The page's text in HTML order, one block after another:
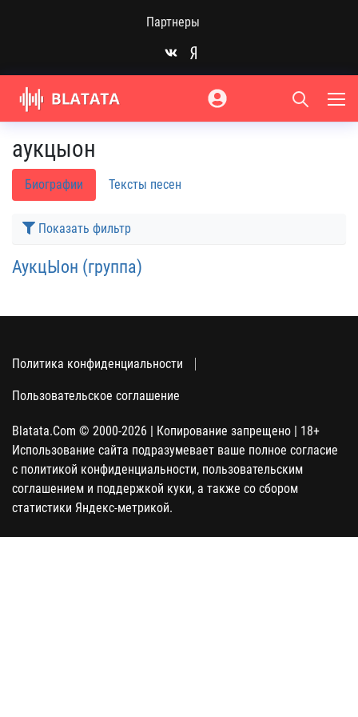
Партнеры
аукцыон
Биографии Тексты песен
Показать фильтр
АукцЫон (группа)
Политика конфиденциальности
Пользовательское соглашение
Blatata.Com © 2000-2026 | Копирование запрещено | 18+
Использование сайта подразумевает ваше полное согласие
с политикой конфиденциальности, пользовательским
соглашением и поддержкой куки, а также со сбором
статистики Яндекс-метрикой.